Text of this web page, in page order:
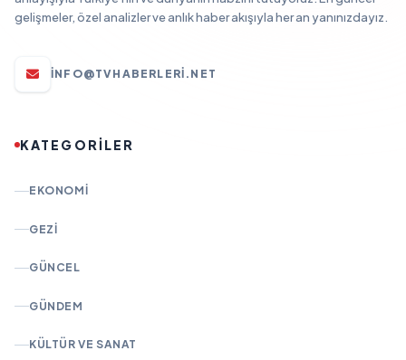
gelişmeler, özel analizler ve anlık haber akışıyla her an yanınızdayız.
INFO@TVHABERLERI.NET
KATEGORİLER
EKONOMI
GEZI
GÜNCEL
GÜNDEM
KÜLTÜR VE SANAT